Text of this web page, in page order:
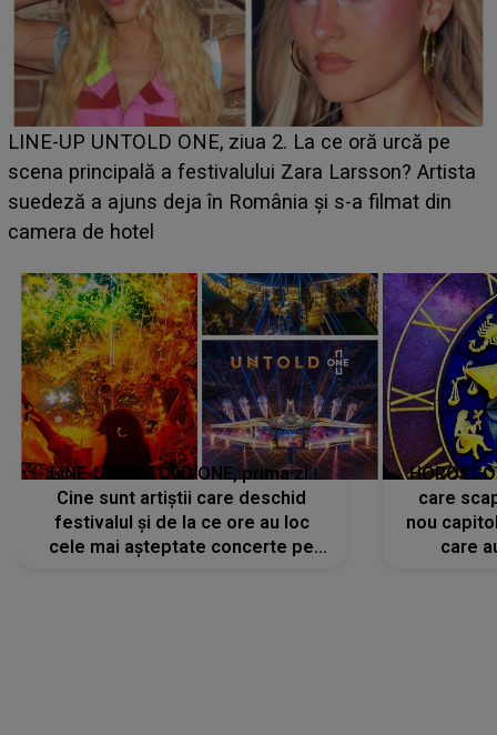
Ce a dezvăluit noua concurentă din "Casa Iubirii" l-a
luat prin surprindere pe Emanuel. CINE ESTE
BĂIATUL VIZAT de Alexandra?! Aflându-se în fața
faptului împlinit, A RECUNOSCUT IMEDIAT: "Am
LINE-UP UNTOLD ONE, prima zi.
Cine sunt artiștii care deschid
festivalul și de la ce ore au loc
cele mai așteptate concerte pe
care
nou
care